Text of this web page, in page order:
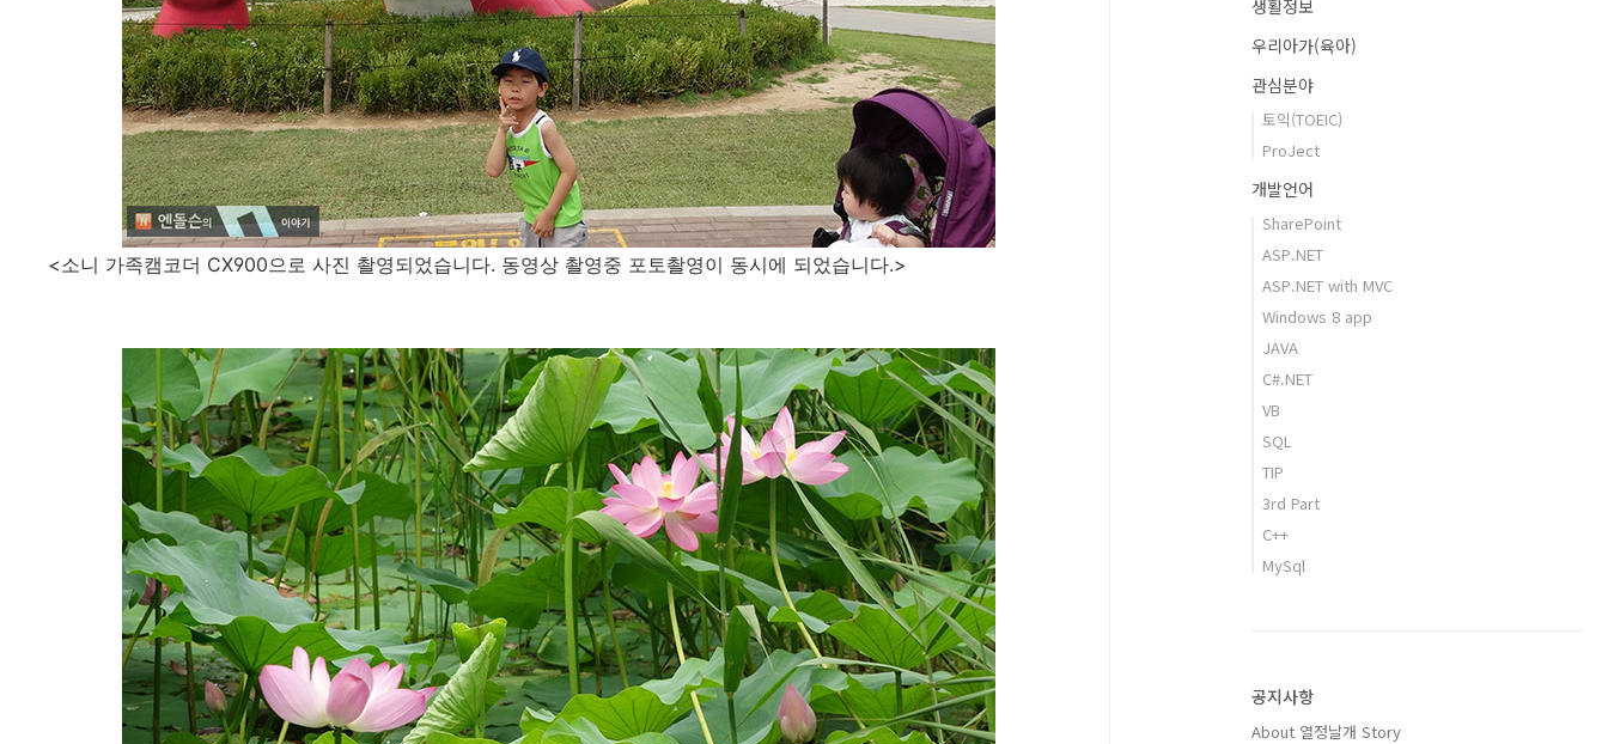
<소니 가족캠코더 CX900으로 사진 촬영되었습니다. 동영상 촬영중 포토촬영이 동시에 되었습니다.>
생활정보
우리아가(육아)
관심분야
토익(TOEIC)
ProJect
개발언어
SharePoint
ASP.NET
ASP.NET with MVC
Windows 8 app
JAVA
C#.NET
VB
SQL
TIP
3rd Part
C++
MySql
공지사항
About 열정날개 Story